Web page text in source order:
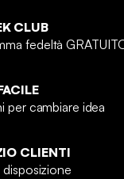
CLUB
fedeltà
per cambiare idea
CLIENTI
disposizione